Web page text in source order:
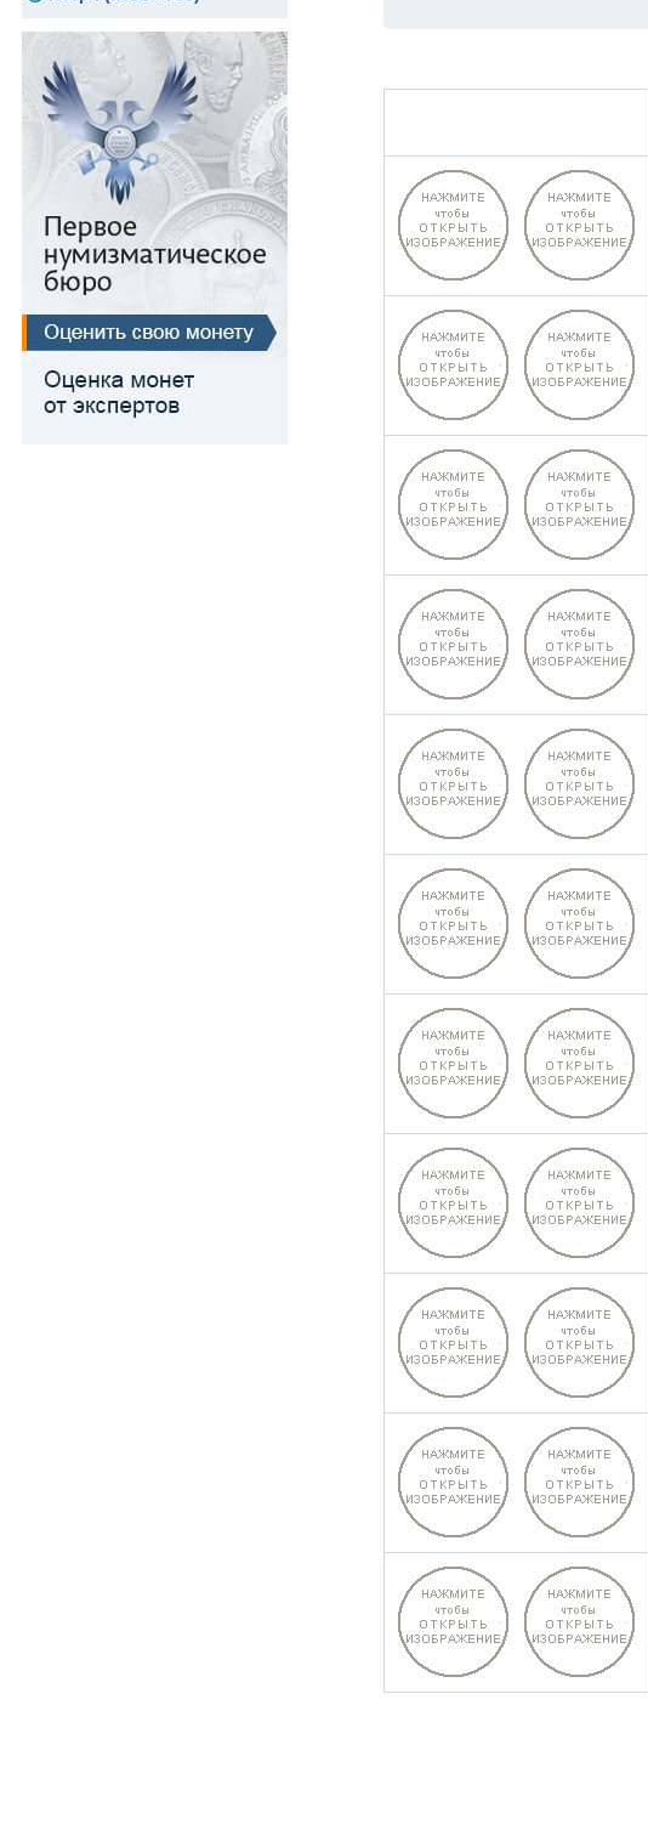
Альбертусталер
Золото
Серебро
Медь
Для Речи Посполитой